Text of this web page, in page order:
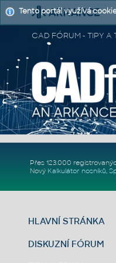
CAD FÓRUM - TIPY A
Přes 123.000
Nový Kalkulátor nosníků,
HLAVNÍ STRÁNKA
DISKUZNÍ FÓRUM
Tento portál využívá